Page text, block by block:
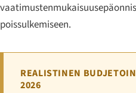
poissulkemiseen.
REALISTINEN
2026